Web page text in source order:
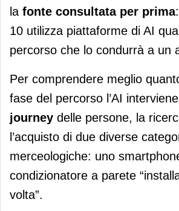
la fonte consultata per prima
10 utilizza piattaforme di AI
percorso che lo condurrà a un
Per comprendere meglio
fase del percorso l’AI
journey delle persone, la
l’acquisto di due diverse
merceologiche: uno
condizionatore a parete
volta”.